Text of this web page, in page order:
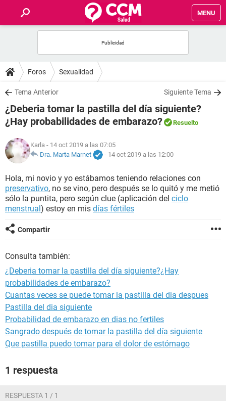
MENU
FOROS
SALUD
FAMILIA
NUTRICIÓN
SEXUALIDAD
Foros Sexualidad
Tema Anterior Siguiente Tema
¿Deberia tomar la pastilla del día siguiente?
¿Hay probabilidades de embarazo?
Resuelto
Karla - 14 oct 2019 a las 07:05
Dra. Marta Marnet
- 14 oct 2019 a las 12:00
Hola, mi novio y yo estábamos teniendo relaciones con
preservativo, no se vino, pero después se lo quitó y me metió
sólo la puntita, pero según clue (aplicación del ciclo
menstrual) estoy en mis días fértiles
Compartir
Consulta también:
¿Deberia tomar la pastilla del día siguiente?¿Hay
probabilidades de embarazo?
Cuantas veces se puede tomar la pastilla del dia despues
Pastilla del dia siguiente
Probabilidad de embarazo en dias no fertiles
Sangrado después de tomar la pastilla del día siguiente
Que pastilla puedo tomar para el dolor de estómago
1 respuesta
RESPUESTA 1 / 1